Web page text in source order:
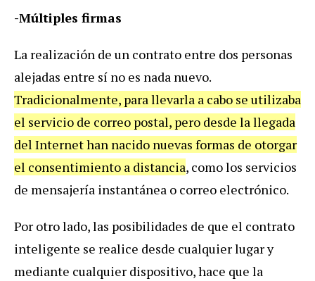
-Múltiples firmas
La realización de un contrato entre dos personas
alejadas entre sí no es nada nuevo.
Tradicionalmente, para llevarla a cabo se utilizaba
el servicio de correo postal, pero desde la llegada
del Internet han nacido nuevas formas de otorgar
el consentimiento a distancia, como los servicios
de mensajería instantánea o correo electrónico.
Por otro lado, las posibilidades de que el contrato
inteligente se realice desde cualquier lugar y
mediante cualquier dispositivo, hace que la